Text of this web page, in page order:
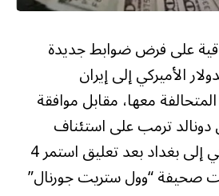
على فرض ضوابط جديدة
الأميركي إلى إيران
معها، مقابل موافقة
دونالد ترمب على استئناف
شحنات النقد الأميركي إلى بغداد بعد تعليق استمر 4
صحيفة “وول ستريت جورنال”